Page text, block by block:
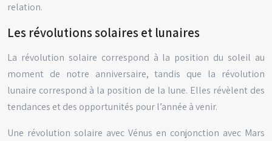
relation.
Les révolutions solaires et lunaires
La révolution solaire correspond à la position du soleil au
moment de notre anniversaire, tandis que la révolution
lunaire correspond à la position de la lune. Elles révèlent des
tendances et des opportunités pour l’année à venir.
Une révolution solaire avec Vénus en conjonction avec Mars